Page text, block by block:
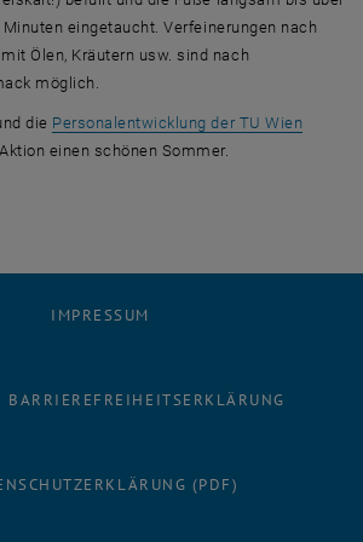
eingetaucht. Verfeinerungen nach
Ölen, Kräutern usw. sind nach
möglich.
die Personalentwicklung der TU Wien
einen schönen Sommer.
IMPRESSUM
BARRIEREFREIHEITSERKLÄRUNG
(PDF)